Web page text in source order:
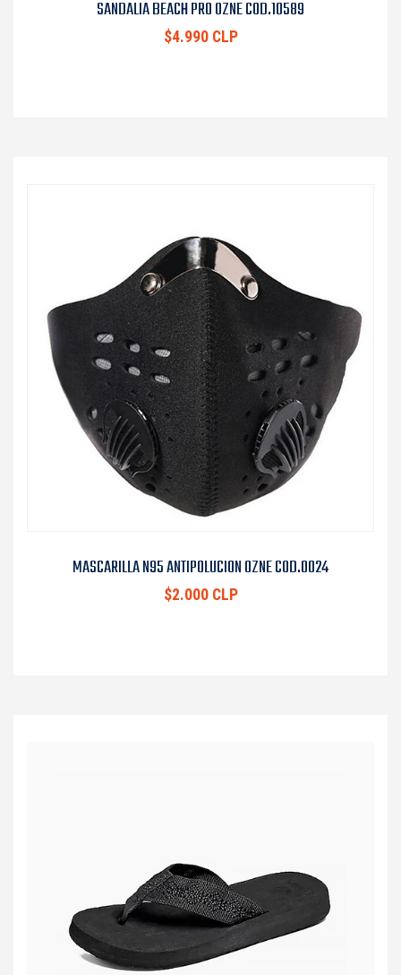
SANDALIA BEACH PRO OZNE COD.10589
$4.990 CLP
MASCARILLA N95 ANTIPOLUCION OZNE COD.0024
$2.000 CLP